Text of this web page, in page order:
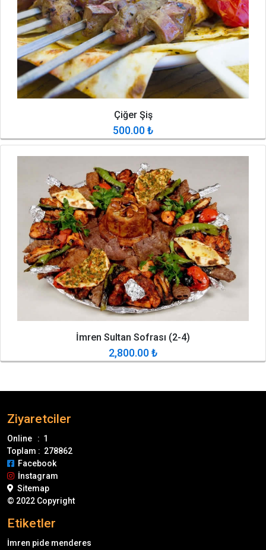
Çiğer Şiş
500.00₺
İmren Sultan Sofrası (2-4)
2,800.00₺
Ziyaretciler
Online : 1
Toplam : 278862
Facebook
İnstagram
Sitemap
© 2022 Copyright
Etiketler
İmren pide menderes